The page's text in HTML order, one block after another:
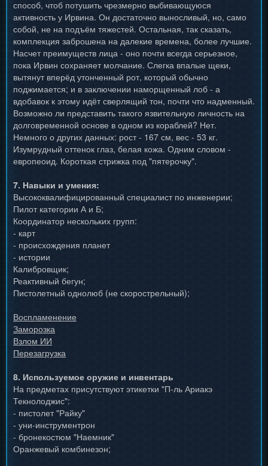
способ, чтоб потушить чрезмерно выбивающуюся
активность у Ирвина. Он достаточно выносливый, но, само
собой, не на подъём тяжестей. Остальная, так сказать,
комплекция заброшена на далекие времена, более лучшие.
Насчет преимуществ лица - оно почти всегда серьезное,
пока Ирвин сохраняет молчание. Слегка впалые щеки,
вытянут вперёд утонченный рот, который обычно
поджимается; и в заключении наморщенный лоб - а
вдобавок к этому идёт сверлящий тон, почти что надменный.
Возможно ли представить такого язвительную личность на
долговременной основе в одном из кораблей? Нет.
Немного о других данных: рост - 167 см, вес - 53 кг.
Изумрудный оттенок глаз, белая кожа. Одним словом -
европеоид. Короткая стрижка под "пятерочку".
7. Навыки и умения:
Высококвалифицированный специалист по инженерии;
Пилот категории А и Б;
Координатор нескольких групп:
- карт
- происхождения планет
- истории
Калибровщик;
Реактивный бегун;
Пистолетный однолюб (не скорострельный);
Воспламенение
Заморозка
Взлом ИИ
Перезагрузка
8. Используемое оружие и инвентарь
На предметах присутствуют этикетки "П-ль Ариакэ
Текнолоджис":
- пистолет "Райку"
- уни-инструментрон
- бронекостюм "Наемник"
Оранжевый комбинезон;